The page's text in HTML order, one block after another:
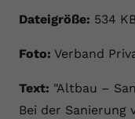
Dateigröße: 534
Foto: Verband
Text: "Altbau –
Bei der Sanierung